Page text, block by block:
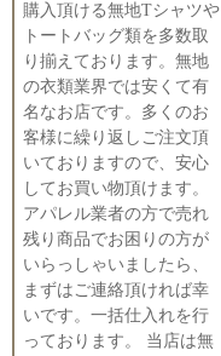
購入頂ける無地Tシャツや
トートバッグ類を多数取
り揃えております。無地
の衣類業界では安くて有
名なお店です。多くのお
客様に繰り返しご注文頂
いておりますので、安心
してお買い物頂けます。
アパレル業者の方で売れ
残り商品でお困りの方が
いらっしゃいましたら、
まずはご連絡頂ければ幸
いです。一括仕入れを行
っております。 当店は無